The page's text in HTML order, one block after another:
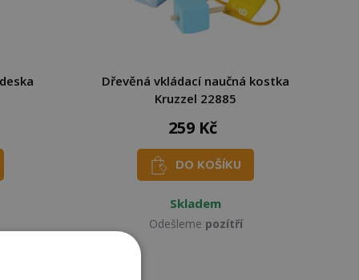
Dřevěná vkládací naučná kostka
Kruzzel 22885
259 Kč
DO KOŠÍKU
Skladem
Odešleme pozítří